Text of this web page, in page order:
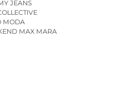
JEANS
MODA
MAX MARA